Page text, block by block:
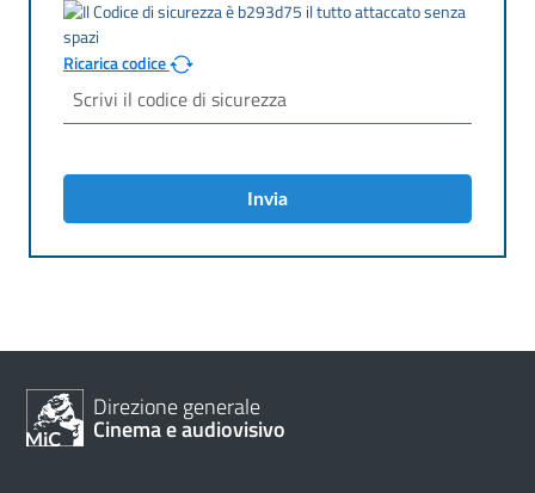
Ricarica codice
Invia
Direzione generale
Cinema e audiovisivo